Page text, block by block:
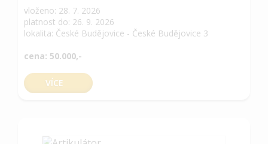
vloženo: 28. 7. 2026
platnost do: 26. 9. 2026
lokalita: České Budějovice - České Budějovice 3
cena: 50.000,-
VÍCE